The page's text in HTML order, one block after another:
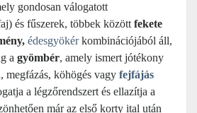
gondosan válogatott
és fűszerek, többek között fekete
édesgyökérkombinációjából áll,
a gyömbér, amely ismert jótékony
megfázás, köhögés vagy fejfájás
a légzőrendszert és ellazítja a
már az első korty ital után